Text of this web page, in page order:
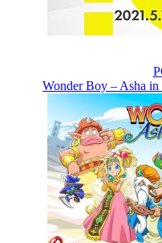
Wonder Boy – Asha